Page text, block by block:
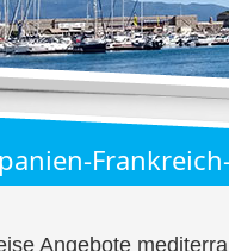
Angebote